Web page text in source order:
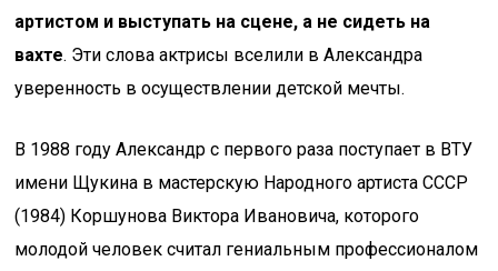
артистом и выступать на сцене, а не сидеть на
вахте. Эти слова актрисы вселили в Александра
уверенность в осуществлении детской мечты.
В 1988 году Александр с первого раза поступает в ВТУ
имени Щукина в мастерскую Народного артиста СССР
(1984) Коршунова Виктора Ивановича, которого
молодой человек считал гениальным профессионалом